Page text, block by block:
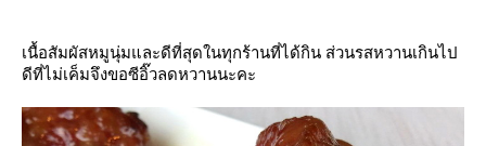
เนื้อสัมผัสหมูนุ่มและดีที่สุดในทุกร้านที่ได้กิน ส่วนรสหวานเกินไป
ดีที่ไม่เค็มจึงขอซีอิ๊วลดหวานนะคะ